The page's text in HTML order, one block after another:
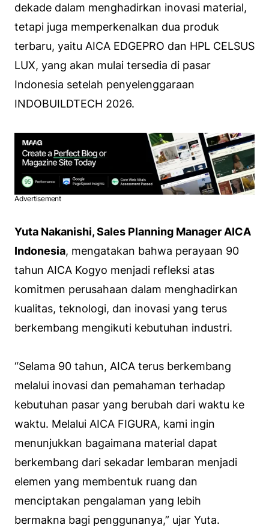
dekade dalam menghadirkan inovasi material,
tetapi juga memperkenalkan dua produk
terbaru, yaitu AICA EDGEPRO dan HPL CELSUS
LUX, yang akan mulai tersedia di pasar
Indonesia setelah penyelenggaraan
INDOBUILDTECH 2026.
Advertisement
Yuta Nakanishi, Sales Planning Manager AICA
Indonesia, mengatakan bahwa perayaan 90
tahun AICA Kogyo menjadi refleksi atas
komitmen perusahaan dalam menghadirkan
kualitas, teknologi, dan inovasi yang terus
berkembang mengikuti kebutuhan industri.
“Selama 90 tahun, AICA terus berkembang
melalui inovasi dan pemahaman terhadap
kebutuhan pasar yang berubah dari waktu ke
waktu. Melalui AICA FIGURA, kami ingin
menunjukkan bagaimana material dapat
berkembang dari sekadar lembaran menjadi
elemen yang membentuk ruang dan
menciptakan pengalaman yang lebih
bermakna bagi penggunanya,” ujar Yuta.